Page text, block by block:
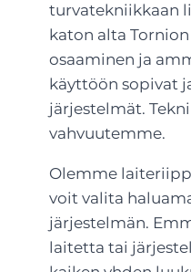
turvatekniikkaan
katon alta
osaaminen ja
käyttöön sopivat
järjestelmät.
vahvuutemme.
Olemme
voit valita
järjestelmän.
laitetta tai